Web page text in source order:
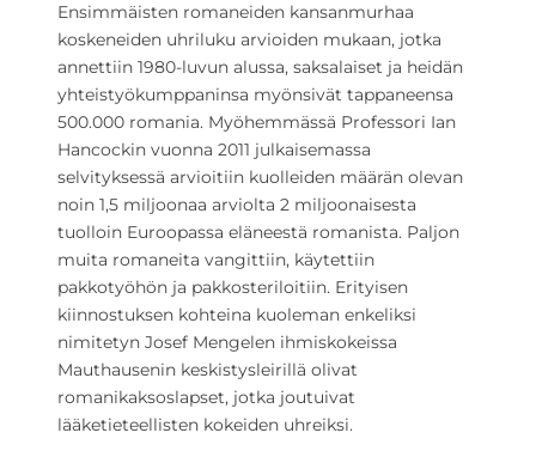
Ensimmäisten romaneiden kansanmurhaa
koskeneiden uhriluku arvioiden mukaan, jotka
annettiin 1980-luvun alussa, saksalaiset ja heidän
yhteistyökumppaninsa myönsivät tappaneensa
500.000 romania. Myöhemmässä Professori Ian
Hancockin vuonna 2011 julkaisemassa
selvityksessä arvioitiin kuolleiden määrän olevan
noin 1,5 miljoonaa arviolta 2 miljoonaisesta
tuolloin Euroopassa eläneestä romanista. Paljon
muita romaneita vangittiin, käytettiin
pakkotyöhön ja pakkosteriloitiin. Erityisen
kiinnostuksen kohteina kuoleman enkeliksi
nimitetyn Josef Mengelen ihmiskokeissa
Mauthausenin keskistysleirillä olivat
romanikaksoslapset, jotka joutuivat
lääketieteellisten kokeiden uhreiksi.